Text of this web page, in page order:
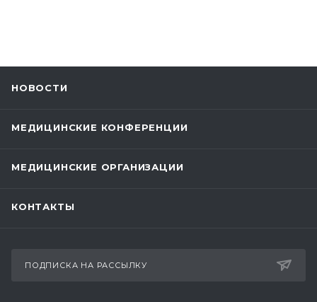
НОВОСТИ
МЕДИЦИНСКИЕ КОНФЕРЕНЦИИ
МЕДИЦИНСКИЕ ОРГАНИЗАЦИИ
КОНТАКТЫ
ПОДПИСКА НА РАССЫЛКУ